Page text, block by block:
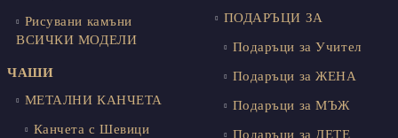
Рисувани камъни
ВСИЧКИ МОДЕЛИ
ЧАШИ
МЕТАЛНИ КАНЧЕТА
Канчета с Шевици
ПОДАРЪЦИ ЗА
Подаръци за Учител
Подаръци за ЖЕНА
Подаръци за МЪЖ
Подаръци за ДЕТЕ